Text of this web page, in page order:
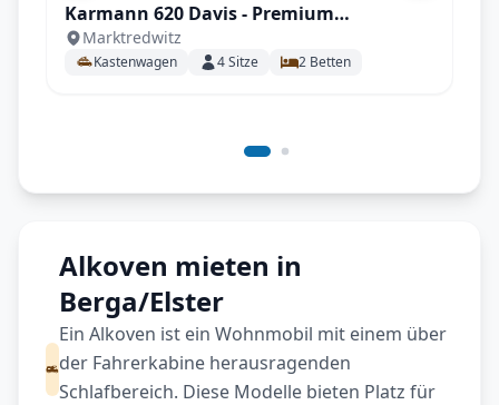
Karmann 620 Davis - Premium
Kastenwagen mit Einzelbetten
Marktredwitz
Kastenwagen 4Sitze 2 Betten
Alkoven mieten in
Berga/Elster
Ein Alkoven ist ein Wohnmobil mit einem über
der Fahrerkabine herausragenden
Schlafbereich. Diese Modelle bieten Platz für